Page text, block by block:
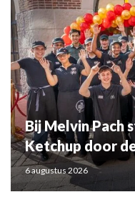
Bij Melvin Pach
Ketchup door
6 augustus 2026